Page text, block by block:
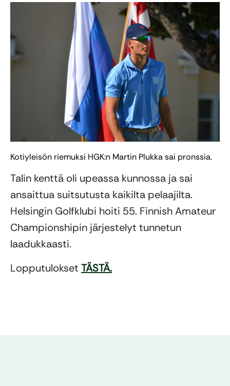
Kotiyleisön riemuksi HGK:n Martin Plukka sai pronssia.
Talin kenttä oli upeassa kunnossa ja sai
ansaittua suitsutusta kaikilta pelaajilta.
Helsingin Golfklubi hoiti 55. Finnish Amateur
Championshipin järjestelyt tunnetun
laadukkaasti.
Lopputulokset TÄSTÄ.